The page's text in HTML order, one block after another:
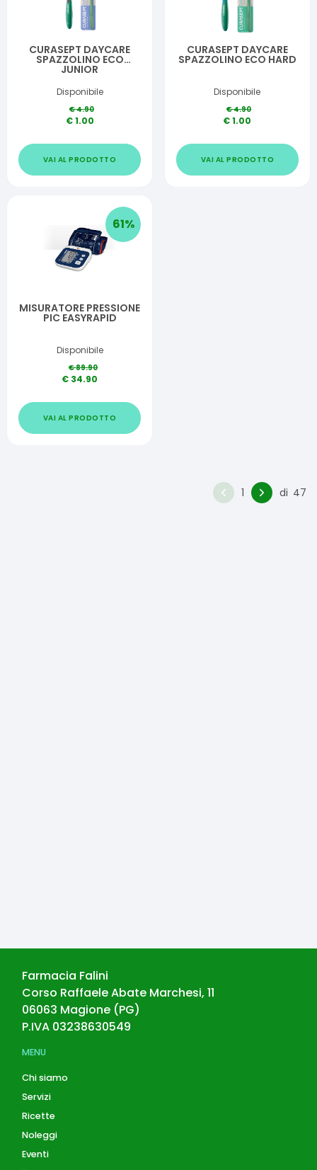
CURASEPT DAYCARE
SPAZZOLINO ECO
JUNIOR
Disponibile
€4.90
€1.00
VAI AL PRODOTTO
CURASEPT DAYCARE
SPAZZOLINO ECO HARD
Disponibile
€4.90
€1.00
VAI AL PRODOTTO
61%
MISURATORE PRESSIONE
PIC EASYRAPID
Disponibile
€89.90
€ 34.90
VAI AL PRODOTTO
1 di 47
Farmacia Falini
Corso Raffaele Abate Marchesi, 11
06063 Magione (PG)
P.IVA 03238630549
MENU
Chi siamo
Servizi
Ricette
Noleggi
Eventi